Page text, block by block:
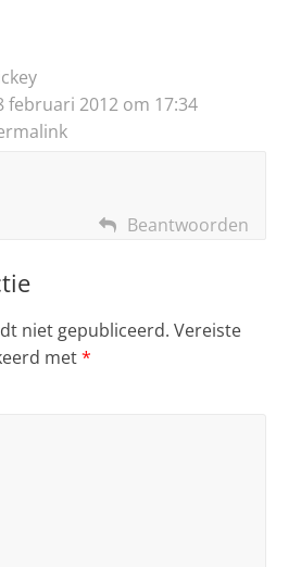
februari 2012 om 17:34
Beantwoorden
niet gepubliceerd. Vereiste
met*